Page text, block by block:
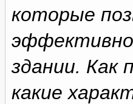
которые
здании. Как
какие